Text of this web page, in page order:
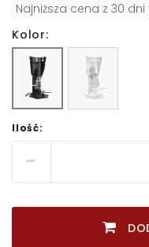
Najniższa cena z 30
Kolor:
Ilość: